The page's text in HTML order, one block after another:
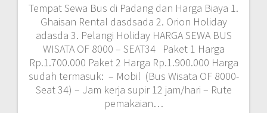
Tempat Sewa Bus di Padang dan Harga Biaya 1.
Ghaisan Rental dasdsada 2. Orion Holiday
adasda 3. Pelangi Holiday HARGA SEWA BUS
WISATA OF 8000 – SEAT34 Paket 1 Harga
Rp.1.700.000 Paket 2 Harga Rp.1.900.000 Harga
sudah termasuk: – Mobil (Bus Wisata OF 8000-
Seat 34) – Jam kerja supir 12 jam/hari – Rute
pemakaian…